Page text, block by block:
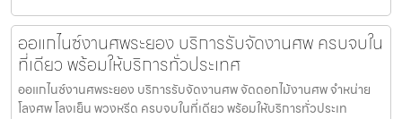
ออแกไนซ์งานศพระยอง บริการรับจัดงานศพ ครบจบใน
ที่เดียว พร้อมให้บริการทั่วประเทศ
ออแกไนซ์งานศพระยอง บริการรับจัดงานศพ จัดดอกไม้งานศพ จำหน่าย
โลงศพ โลงเย็น พวงหรีด ครบจบในที่เดียว พร้อมให้บริการทั่วประเท